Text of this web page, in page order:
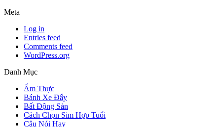
Meta
Log in
Entries feed
Comments feed
WordPress.org
Danh Mục
Ẩm Thực
Bánh Xe Đẩy
Bất Động Sản
Cách Chọn Sim Hợp Tuổi
Câu Nói Hay